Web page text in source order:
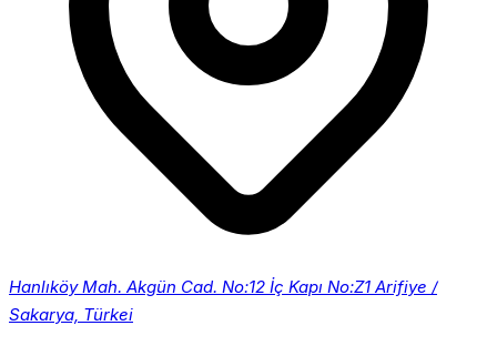
Hanlıköy Mah. Akgün Cad. No:12 İç Kapı No:Z1 Arifiye /
Sakarya, Türkei